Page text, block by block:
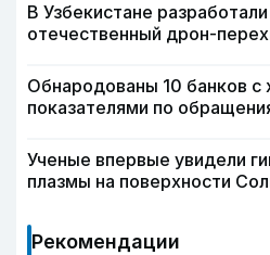
В Узбекистане
отечественный дрон-
Обнародованы 10 банков с
показателями по
Ученые впервые увидели
плазмы на поверхности
Рекомендации